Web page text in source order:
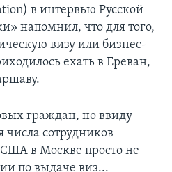
в интервью Русской
напомнил, что для того,
визу или бизнес-
ехать в Ереван,
граждан, но ввиду
числа сотрудников
в Москве просто не
по выдаче виз...